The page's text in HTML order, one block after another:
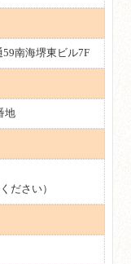
南海堺東ビル7F
地
ださい）